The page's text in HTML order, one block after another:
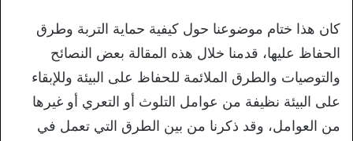
كان هذا ختام موضوعنا حول كيفية حماية التربة وطرق
الحفاظ عليها، قدمنا خلال هذه المقالة بعض النصائح
والتوصيات والطرق الملائمة للحفاظ على البيئة وللإبقاء
على البيئة نظيفة من عوامل التلوث أو التعري أو غيرها
من العوامل، وقد ذكرنا من بين الطرق التي تعمل في